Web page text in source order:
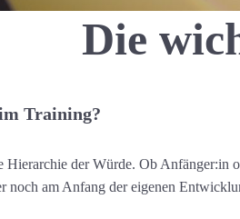
Die
Training?
der Würde. Ob Anfänger:in
noch am Anfang der eigenen